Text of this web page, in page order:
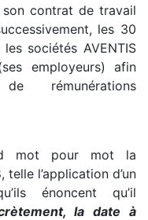
contrat de travail
les 30
sociétés AVENTIS
employeurs) afin
rémunérations
mot pour mot la
l’application d’un
énoncent qu’il
la date à